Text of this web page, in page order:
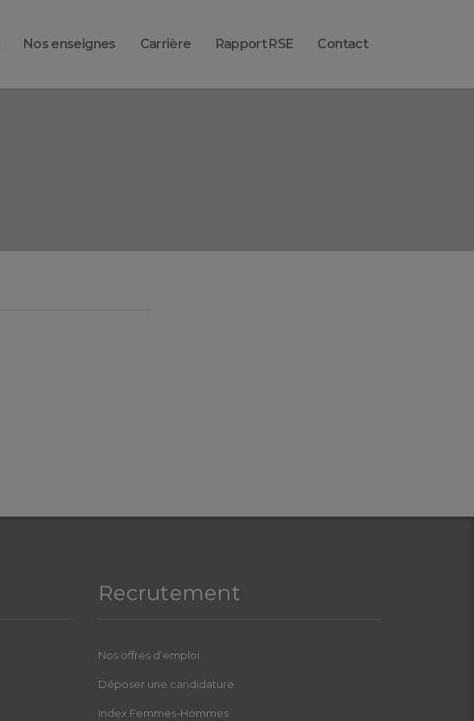
Nos enseignes Carrière Rapport RSE Contact
Recrutement
Nos offres d’emploi
Déposer une candidature
Index Femmes-Hommes